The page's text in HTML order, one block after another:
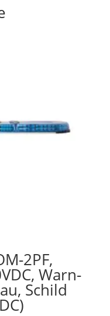
2PF,
Warn-
Schild